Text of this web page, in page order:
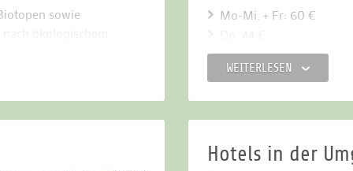
sowie
ökologischem
Wasserläufe, Seen
plus Warm-Up Range
Mo-Mi. + Fr: 60 €
Sa / So / feiertags: 70 €
Ermäßigung für Studenten
Mitgliedschaft:
WEITERLESEN
Hotels in der